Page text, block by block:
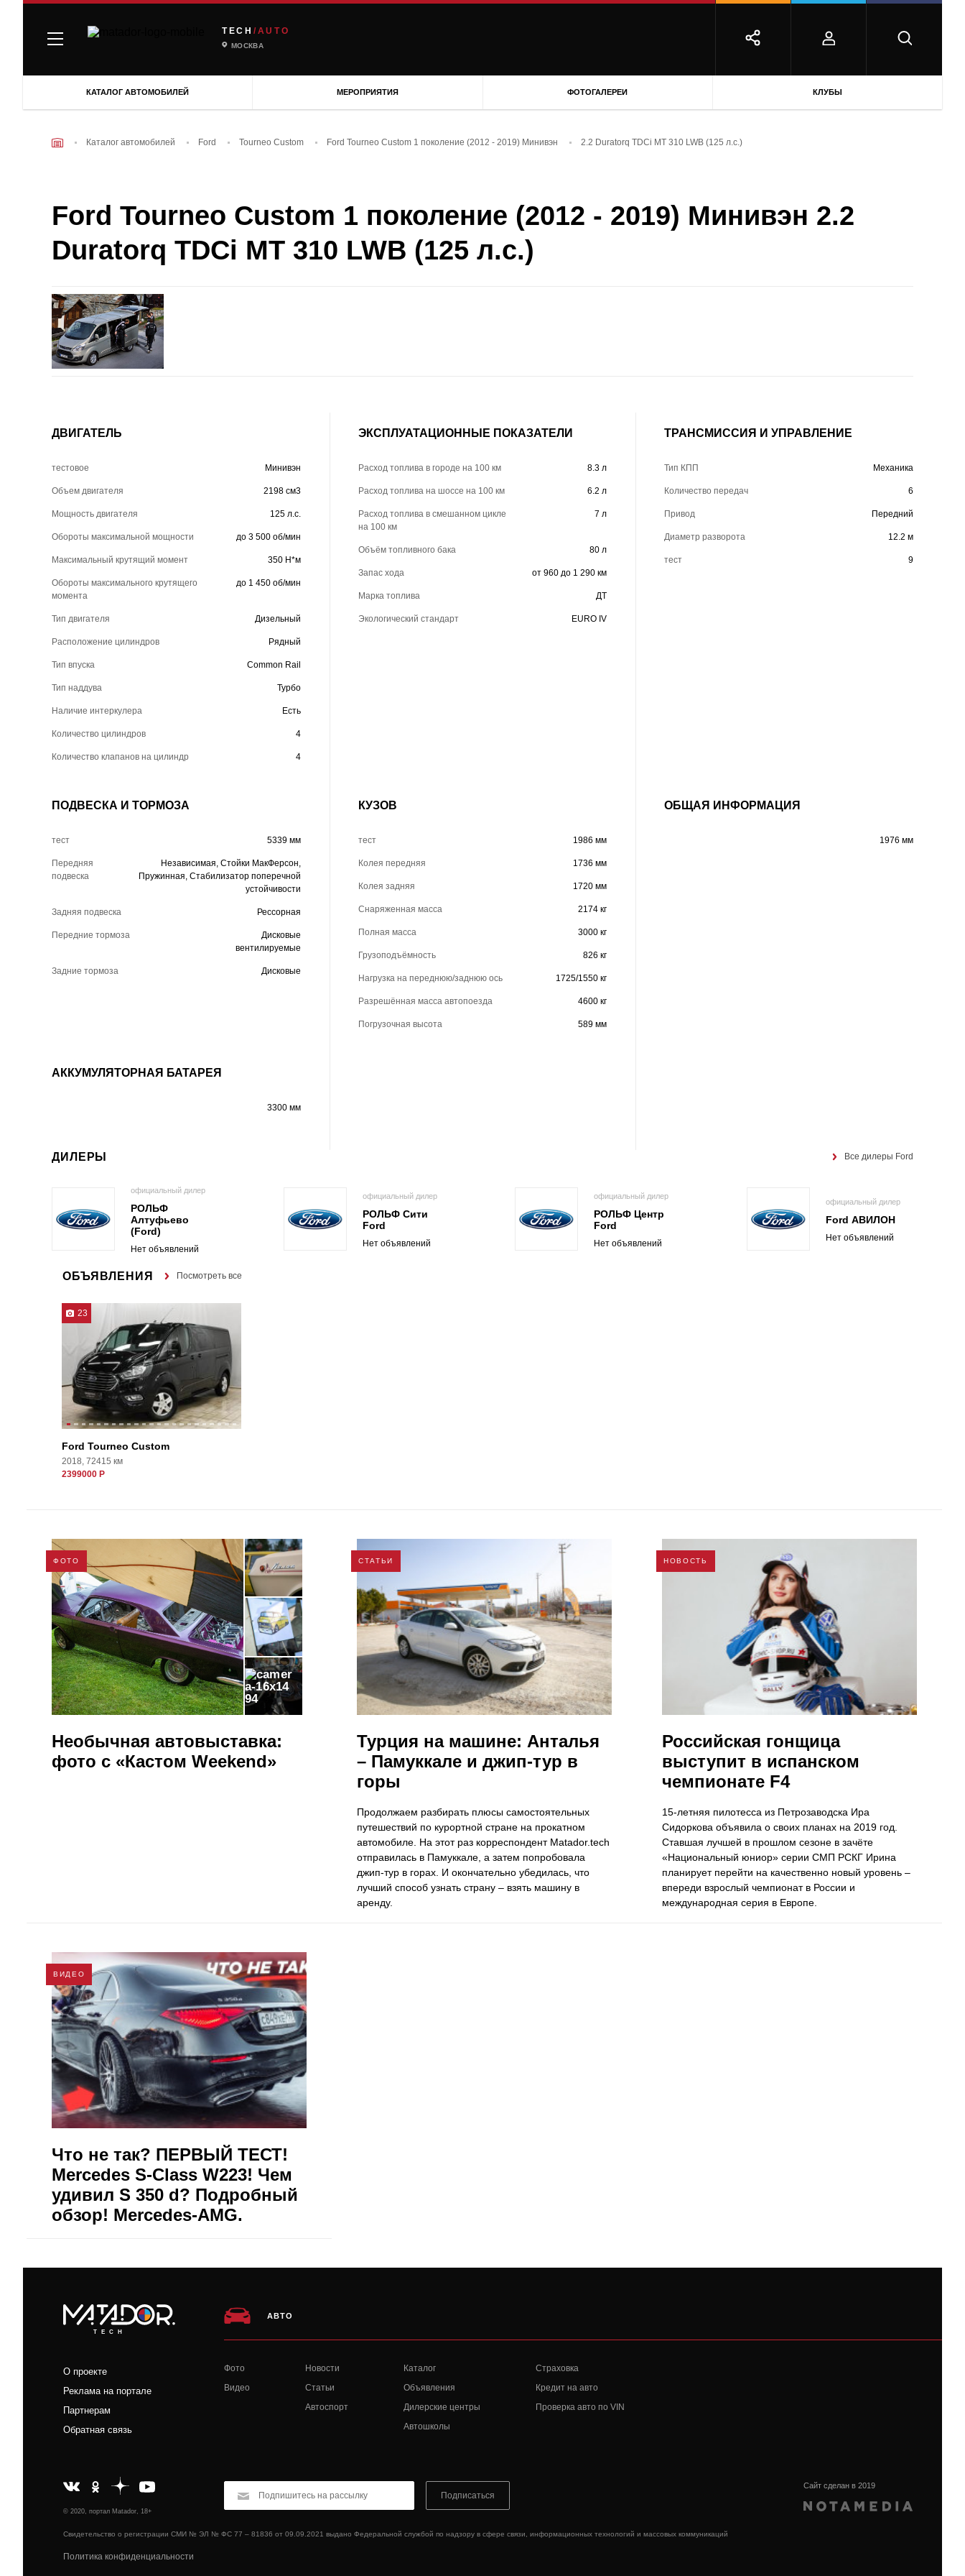
TECH /AUTO
МОСКВА
КАТАЛОГ АВТОМОБИЛЕЙ МЕРОПРИЯТИЯ ФОТОГАЛЕРЕИ КЛУБЫ
Каталог автомобилей Ford Tourneo Custom Ford Tourneo Custom 1 поколение (2012 - 2019) Минивэн 2.2 Duratorq TDCi MT 310 LWB (125 л.с.)
Ford Tourneo Custom 1 поколение (2012 - 2019) Минивэн 2.2
Duratorq TDCi MT 310 LWB (125 л.с.)
ДВИГАТЕЛЬ
тестовое Минивэн
Объем двигателя 2198 см3
Мощность двигателя 125 л.с.
Обороты максимальной мощности до 3 500 об/мин
Максимальный крутящий момент 350 Н*м
Обороты максимального крутящего
момента
до 1 450 об/мин
Тип двигателя Дизельный
Расположение цилиндров Рядный
Тип впуска Common Rail
Тип наддува Турбо
Наличие интеркулера Есть
Количество цилиндров 4
Количество клапанов на цилиндр 4
ЭКСПЛУАТАЦИОННЫЕ ПОКАЗАТЕЛИ
Расход топлива в городе на 100 км 8.3 л
Расход топлива на шоссе на 100 км 6.2 л
Расход топлива в смешанном цикле
на 100 км
7 л
Объём топливного бака 80 л
Запас хода от 960 до 1 290 км
Марка топлива ДТ
Экологический стандарт EURO IV
ТРАНСМИССИЯ И УПРАВЛЕНИЕ
Тип КПП Механика
Количество передач 6
Привод Передний
Диаметр разворота 12.2 м
тест 9
ПОДВЕСКА И ТОРМОЗА
тест 5339 мм
Передняя
подвеска
Независимая, Стойки МакФерсон,
Пружинная, Стабилизатор поперечной
устойчивости
Задняя подвеска Рессорная
Передние тормоза
Дисковые
вентилируемые
Задние тормоза Дисковые
КУЗОВ
тест 1986 мм
Колея передняя 1736 мм
Колея задняя 1720 мм
Снаряженная масса 2174 кг
Полная масса 3000 кг
Грузоподъёмность 826 кг
Нагрузка на переднюю/заднюю ось 1725/1550 кг
Разрешённая масса автопоезда 4600 кг
Погрузочная высота 589 мм
ОБЩАЯ ИНФОРМАЦИЯ
1976 мм
АККУМУЛЯТОРНАЯ БАТАРЕЯ
3300 мм
ДИЛЕРЫ Все дилеры Ford
официальный дилер
РОЛЬФ
Алтуфьево
(Ford)
Нет объявлений
официальный дилер
РОЛЬФ Сити
Ford
Нет объявлений
официальный дилер
РОЛЬФ Центр
Ford
Нет объявлений
официальный дилер
Ford АВИЛОН
Нет объявлений
ОБЪЯВЛЕНИЯ Посмотреть все
23
Ford Tourneo Custom
2018, 72415 км
2399000 Р
ФОТО
94
Необычная автовыставка:
фото с «Кастом Weekend»
СТАТЬИ
Турция на машине: Анталья
– Памуккале и джип-тур в
горы
​Продолжаем разбирать плюсы самостоятельных
путешествий по курортной стране на прокатном
автомобиле. На этот раз корреспондент Matador.tech
отправилась в Памуккале, а затем попробовала
джип-тур в горах. И окончательно убедилась, что
лучший способ узнать страну – взять машину в
аренду.
НОВОСТЬ
Российская гонщица
выступит в испанском
чемпионате F4
15-летняя пилотесса из Петрозаводска Ира
Сидоркова объявила о своих планах на 2019 год.
Ставшая лучшей в прошлом сезоне в зачёте
«Национальный юниор» серии СМП РСКГ Ирина
планирует перейти на качественно новый уровень –
впереди взрослый чемпионат в России и
международная серия в Европе.
ВИДЕО
Что не так? ПЕРВЫЙ ТЕСТ!
Mercedes S-Class W223! Чем
удивил S 350 d? Подробный
обзор! Mercedes-AMG.
TECH
О проекте
Реклама на портале
Партнерам
Обратная связь
АВТО
Фото
Видео
Новости
Статьи
Автоспорт
Каталог
Объявления
Дилерские центры
Автошколы
Страховка
Кредит на авто
Проверка авто по VIN
© 2020, портал Matador, 18+
Свидетельство о регистрации СМИ № ЭЛ № ФС 77 – 81836 от 09.09.2021 выдано Федеральной службой по надзору в сфере связи, информационных технологий и массовых коммуникаций
Политика конфиденциальности
Подписаться
Сайт сделан в 2019